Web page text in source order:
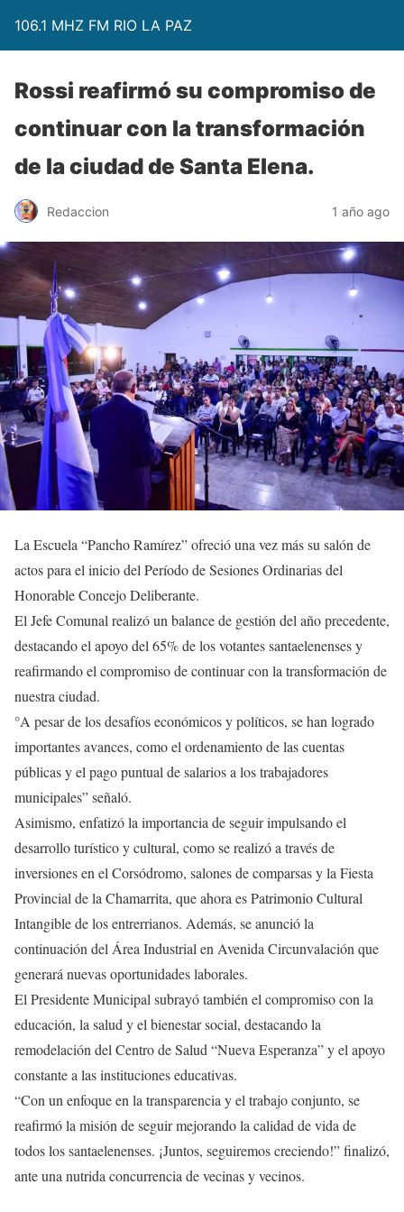
106.1 MHZ FM RIO LA PAZ
Rossi reafirmó su compromiso de
continuar con la transformación
de la ciudad de Santa Elena.
Redaccion 1 año ago
La Escuela “Pancho Ramírez” ofreció una vez más su salón de
actos para el inicio del Período de Sesiones Ordinarias del
Honorable Concejo Deliberante.
El Jefe Comunal realizó un balance de gestión del año precedente,
destacando el apoyo del 65% de los votantes santaelenenses y
reafirmando el compromiso de continuar con la transformación de
nuestra ciudad.
°A pesar de los desafíos económicos y políticos, se han logrado
importantes avances, como el ordenamiento de las cuentas
públicas y el pago puntual de salarios a los trabajadores
municipales” señaló.
Asimismo, enfatizó la importancia de seguir impulsando el
desarrollo turístico y cultural, como se realizó a través de
inversiones en el Corsódromo, salones de comparsas y la Fiesta
Provincial de la Chamarrita, que ahora es Patrimonio Cultural
Intangible de los entrerrianos. Además, se anunció la
continuación del Área Industrial en Avenida Circunvalación que
generará nuevas oportunidades laborales.
El Presidente Municipal subrayó también el compromiso con la
educación, la salud y el bienestar social, destacando la
remodelación del Centro de Salud “Nueva Esperanza” y el apoyo
constante a las instituciones educativas.
“Con un enfoque en la transparencia y el trabajo conjunto, se
reafirmó la misión de seguir mejorando la calidad de vida de
todos los santaelenenses. ¡Juntos, seguiremos creciendo!” finalizó,
ante una nutrida concurrencia de vecinas y vecinos.